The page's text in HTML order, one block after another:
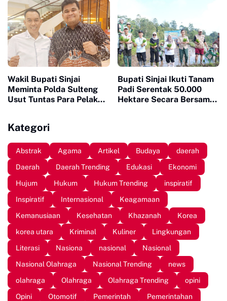
Wakil Bupati Sinjai
Meminta Polda Sulteng
Usut Tuntas Para Pelaku
Bupati Sinjai Ikuti Tanam
Padi Serentak 50.000
Hektare Secara Bersama
Kategori
Abstrak Agama Artikel Budaya
daerah
Daerah
Daerah Trending Edukasi
Ekonomi
Hujum
Hukum Hukum Trending
inspiratif
Inspiratif
Internasional
Keagamaan
Kemanusiaan
Kesehatan Khazanah
Korea
korea utara
Kriminal Kuliner
Lingkungan
Literasi
Nasiona nasional
Nasional
Nasional Olahraga
Nasional Trending
news
olahraga
Olahraga Olahraga Trending
opini
Opini
Otomotif Pemerintah
Pemerintahan